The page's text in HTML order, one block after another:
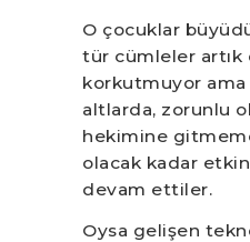
O çocuklar
tür cümleler artık
korkutmuyor ama
altlarda, zorunlu
hekimine
olacak kadar
devam ettiler.
Oysa gelişen